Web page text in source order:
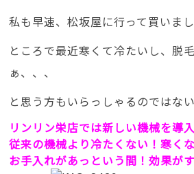
私も早速、松坂屋に行って買いま
ところで最近寒くて冷たいし、脱
ぁ、、、
と思う方もいらっしゃるのではな
リンリン栄店では新しい機械を導
従来の機械より冷たくない！寒く
お手入れがあっという間！効果が